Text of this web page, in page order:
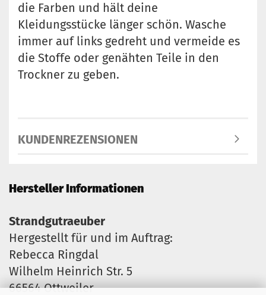
die Farben und hält deine
Kleidungsstücke länger schön. Wasche
immer auf links gedreht und vermeide es
die Stoffe oder genähten Teile in den
Trockner zu geben.
KUNDENREZENSIONEN
Hersteller Informationen
Strandgutraeuber
Hergestellt für und im Auftrag:
Rebecca Ringdal
Wilhelm Heinrich Str. 5
66564 Ottweiler